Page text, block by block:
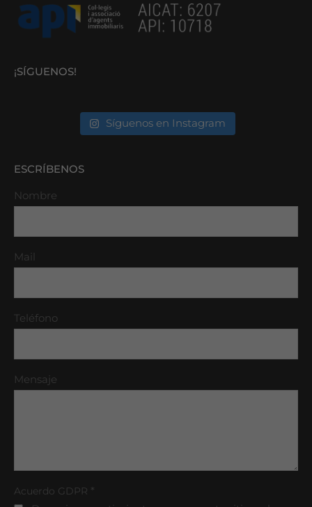
¡SÍGUENOS!
Síguenos en Instagram
ESCRÍBENOS
Nombre
Mail
Teléfono
Mensaje
Acuerdo GDPR *